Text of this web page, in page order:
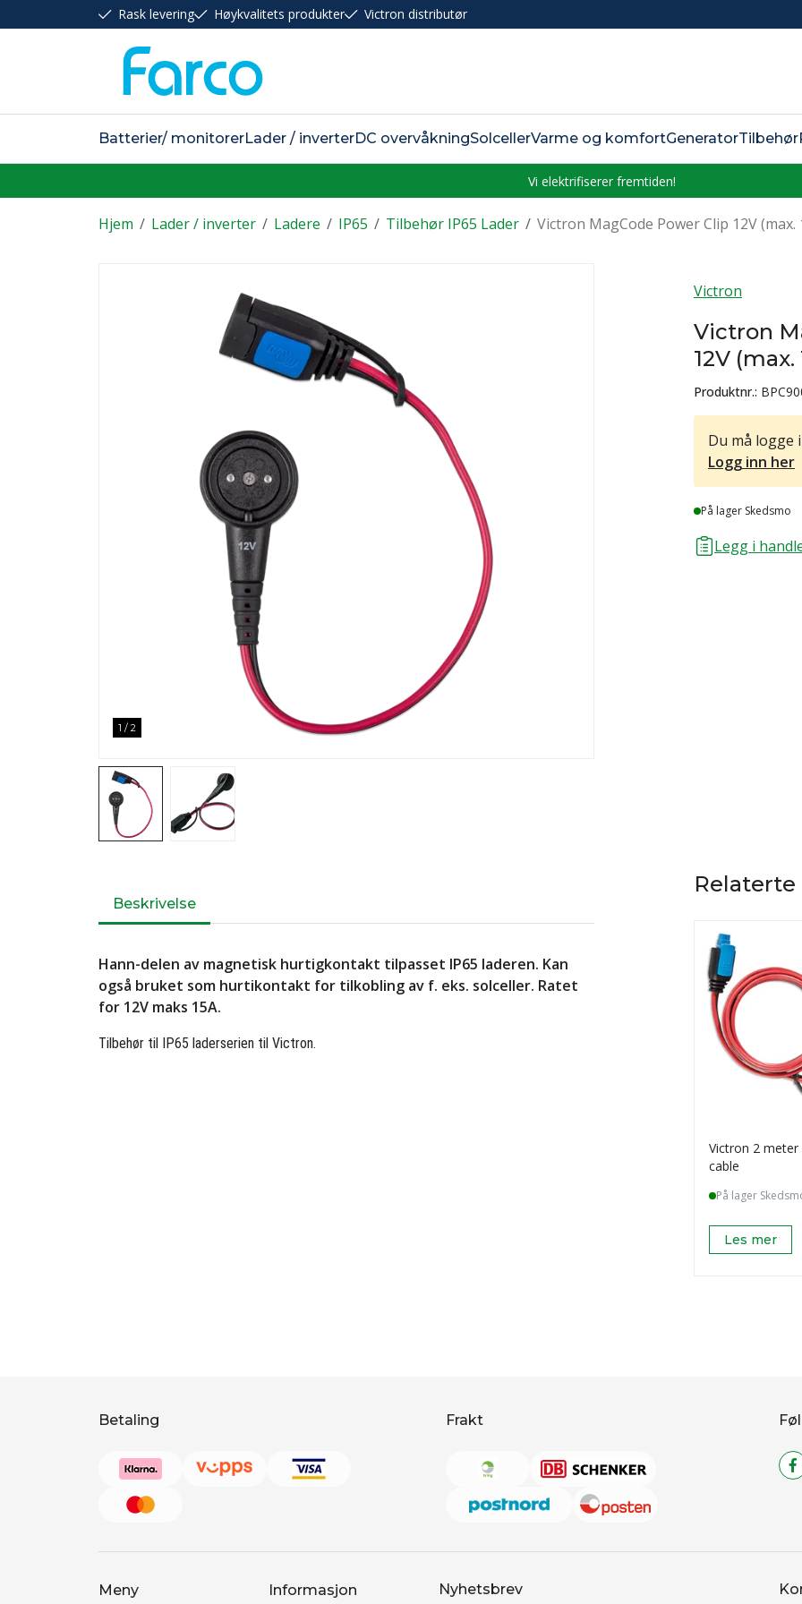
Rask levering Høykvalitets produkter Victron distributør
Batterier/ monitorerLader / inverterDC overvåkningSolcellerVarme og komfortGeneratorTilbehør
Vi elektrifiserer fremtiden!
/
Hjem /
Lader / inverter /
Ladere /
IP65 /
Tilbehør IP65 Lader Victron MagCode Power Clip 12V (max.
1 / 2
Victron
Victron
12V (max.
Produktnr.:
Du må logge
Logg inn her
Lager
På lager Skedsmo
Legg i
Beskrivelse
Hann-delen av magnetisk hurtigkontakt tilpasset IP65 laderen. Kan
også bruket som hurtikontakt for tilkobling av f. eks. solceller. Ratet
for 12V maks 15A.
Tilbehør til IP65 laderserien til Victron.
Victron 2 meter
cable
På lager
Les mer
Betaling Frakt
Meny Informasjon Nyhetsbrev